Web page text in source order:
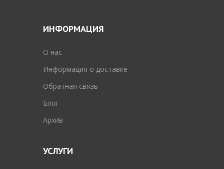
ИНФОРМАЦИЯ
O нас
Информация о доставке
Обратная связь
Блог
Архив
УСЛУГИ